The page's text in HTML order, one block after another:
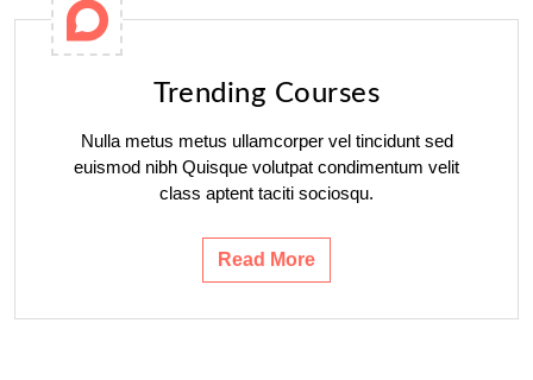
Trending Courses
Nulla metus metus ullamcorper vel tincidunt sed
euismod nibh Quisque volutpat condimentum velit
class aptent taciti sociosqu.
Read More